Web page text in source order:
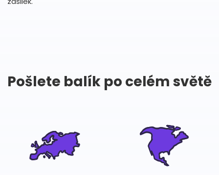
Pošlete balík po celém světě